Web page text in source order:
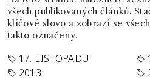
všech publikovaných článků.
klíčové slovo a zobrazí se
takto označeny.
17. LISTOPADU
2013